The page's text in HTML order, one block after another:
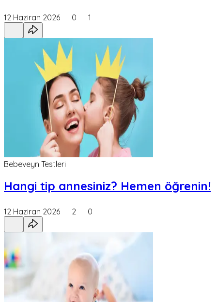
12 Haziran 2026 0 1
Bebeveyn Testleri
Hangi tip annesiniz? Hemen öğrenin!
12 Haziran 2026 2 0